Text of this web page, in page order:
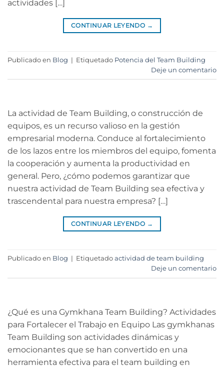
actividades […]
CONTINUAR LEYENDO →
Publicado en Blog | Etiquetado Potencia del Team Building
Deje un comentario
La actividad de Team Building, o construcción de
equipos, es un recurso valioso en la gestión
empresarial moderna. Conduce al fortalecimiento
de los lazos entre los miembros del equipo, fomenta
la cooperación y aumenta la productividad en
general. Pero, ¿cómo podemos garantizar que
nuestra actividad de Team Building sea efectiva y
trascendental para nuestra empresa? […]
CONTINUAR LEYENDO →
Publicado en Blog | Etiquetado actividad de team building
Deje un comentario
¿Qué es una Gymkhana Team Building? Actividades
para Fortalecer el Trabajo en Equipo Las gymkhanas
Team Building son actividades dinámicas y
emocionantes que se han convertido en una
herramienta efectiva para el team building en